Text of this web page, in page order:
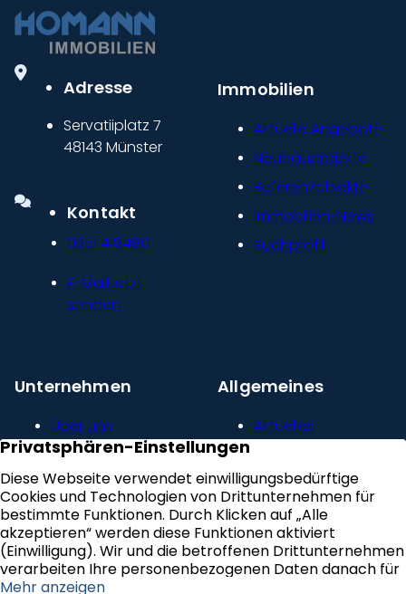
Adresse
Servatiiplatz 7
48143 Münster
Kontakt
0251 418480
E-Mail jetzt
senden
Immobilien
Aktuelle Angebote
Neubauprojekte
Referenzobjekte
Immobilien-News
Suchprofil
Unternehmen
Über uns
Unser Leitbild
Presse und
Newsroom
Kundenstimmen
Karriere
Allgemeines
Aktuelles
Impressum
Datenschutz
Erklärung zur
Barrierefreiheit